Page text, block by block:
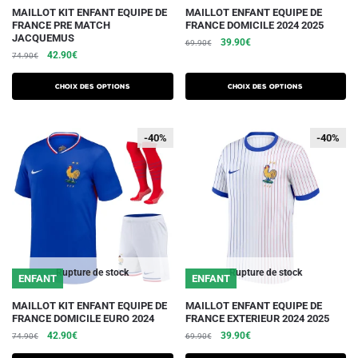
MAILLOT KIT ENFANT EQUIPE DE
FRANCE PRE MATCH
JACQUEMUS
74.90€
Le
initial
était :
42.90€Le
actuel
est :
Choix des options
Ce
produit
a
variations.
peuvent
être
choisies
page
produit
MAILLOT ENFANT EQUIPE DE
FRANCE DOMICILE 2024 2025
69.90€
Le
initial
était :
69.90€.
39.90€Le
actuel
est :
39.90€.
Choix des options
Ce
produit
a
variations.
peuvent
choisies
produit
Rupture de stock
-40%
ENFANT
-40%
MAILLOT KIT ENFANT EQUIPE DE
FRANCE DOMICILE EURO 2024
74.90€
Le
42.90€Le
Ce
produit
a
Rupture de stock
-40%
ENFANT
-40%
MAILLOT ENFANT EQUIPE DE
FRANCE EXTERIEUR 2024 2025
69.90€
Le
39.90€Le
Ce
produit
a